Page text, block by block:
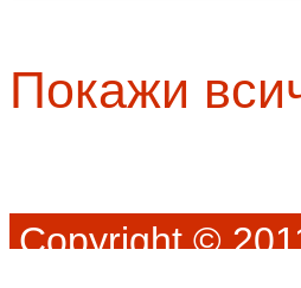
Покажи
Copyright ©